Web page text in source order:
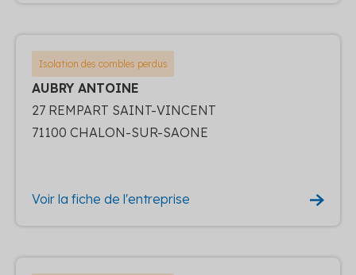
Isolation des combles perdus
AUBRY ANTOINE
27 REMPART SAINT-VINCENT
71100 CHALON-SUR-SAONE
Voir la fiche de l'entreprise